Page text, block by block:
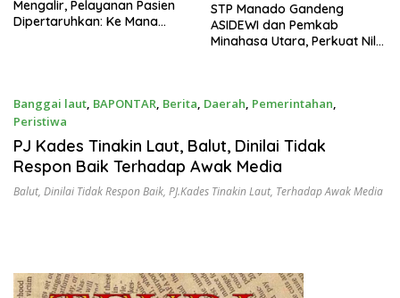
‎STP Manado Gandeng
ASIDEWI dan Pemkab
Minahasa Utara, Perkuat Nilai
Bakti Kesehatan Kodam
Jaya – Polda Metro Jaya
Layani 1.876 Masyarakat
Banggai laut, BAPONTAR, Berita, Daerah, Pemerintahan,
Peristiwa
September 12, 2025
PJ Kades Tinakin Laut, Balut, Dinilai Tidak
Respon Baik Terhadap Awak Media
Balut, Dinilai Tidak Respon Baik, PJ.Kades Tinakin Laut, Terhadap Awak Media